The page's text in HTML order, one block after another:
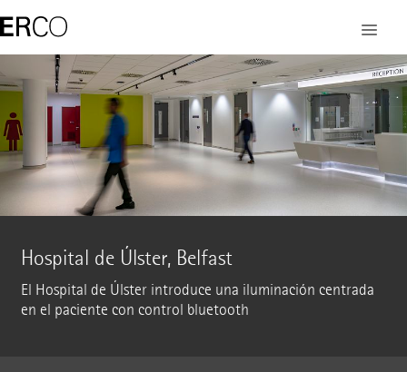
Hospital de Úlster, Belfast
El Hospital de Úlster introduce una iluminación centrada
en el paciente con control bluetooth